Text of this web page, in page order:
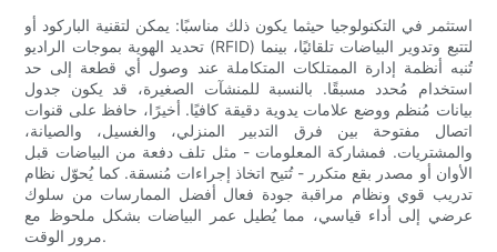
استثمر في التكنولوجيا حيثما يكون ذلك مناسبًا: يمكن لتقنية الباركود أو
تحديد الهوية بموجات الراديو (RFID) لتتبع وتدوير البياضات تلقائيًا، بينما
تُنبه أنظمة إدارة الممتلكات المتكاملة عند وصول أي قطعة إلى حد
استخدام مُحدد مسبقًا. بالنسبة للمنشآت الصغيرة، قد يكون جدول
بيانات مُنظم ووضع علامات يدوية دقيقة كافيًا. أخيرًا، حافظ على قنوات
اتصال مفتوحة بين فرق التدبير المنزلي، والغسيل، والصيانة،
والمشتريات. فمشاركة المعلومات - مثل تلف دفعة من البياضات قبل
الأوان أو مصدر بقع متكرر - تُتيح اتخاذ إجراءات مُنسقة. كما يُحوّل نظام
تدريب قوي ونظام مراقبة جودة فعال أفضل الممارسات من سلوك
عرضي إلى أداء قياسي، مما يُطيل عمر البياضات بشكل ملحوظ مع
مرور الوقت.